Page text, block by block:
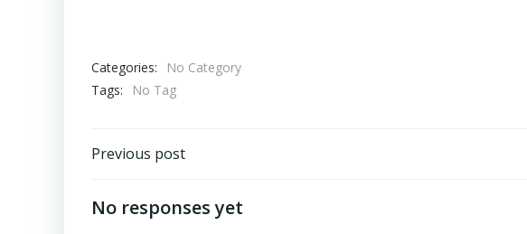
Categories:
No Category
Tags:
No Tag
Post
navigation
Previous post
No responses yet